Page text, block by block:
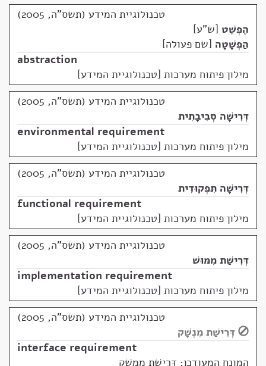
טכנולוגיית המידע (תשס"ה, 2005)
הֶפְשֵׁט ש"ע
הַפְשָׁטָה שם פעולה
abstraction
מילון פיתוח מערכות [טכנולוגיית המידע]
טכנולוגיית המידע (תשס"ה, 2005)
דְּרִישָׁה סְבִיבָתִית
environmental requirement
מילון פיתוח מערכות [טכנולוגיית המידע]
טכנולוגיית המידע (תשס"ה, 2005)
דְּרִישָׁה תִּפְקוּדִית
functional requirement
מילון פיתוח מערכות [טכנולוגיית המידע]
טכנולוגיית המידע (תשס"ה, 2005)
דְּרִישַׁת מִמּוּשׁ
implementation requirement
מילון פיתוח מערכות [טכנולוגיית המידע]
טכנולוגיית המידע (תשס"ה, 2005)
דְּרִישַׁת מִנְשָׁק
interface requirement
המונח המעודכן: דְּרִישַׁת מִמְשָׁק